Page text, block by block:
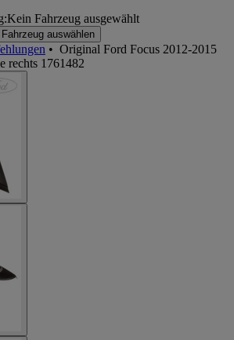
Kein Fahrzeug ausgewählt
Fahrzeug auswählen
• Original Ford Focus 2012-2015
rechts 1761482